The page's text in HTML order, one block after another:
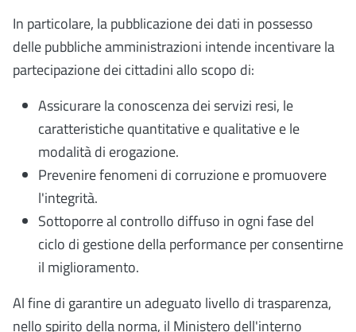
In particolare, la pubblicazione dei dati in possesso
delle pubbliche amministrazioni intende incentivare la
partecipazione dei cittadini allo scopo di:
Assicurare la conoscenza dei servizi resi, le
caratteristiche quantitative e qualitative e le
modalità di erogazione.
Prevenire fenomeni di corruzione e promuovere
l'integrità.
Sottoporre al controllo diffuso in ogni fase del
ciclo di gestione della performance per consentirne
il miglioramento.
Al fine di garantire un adeguato livello di trasparenza,
nello spirito della norma, il Ministero dell'interno